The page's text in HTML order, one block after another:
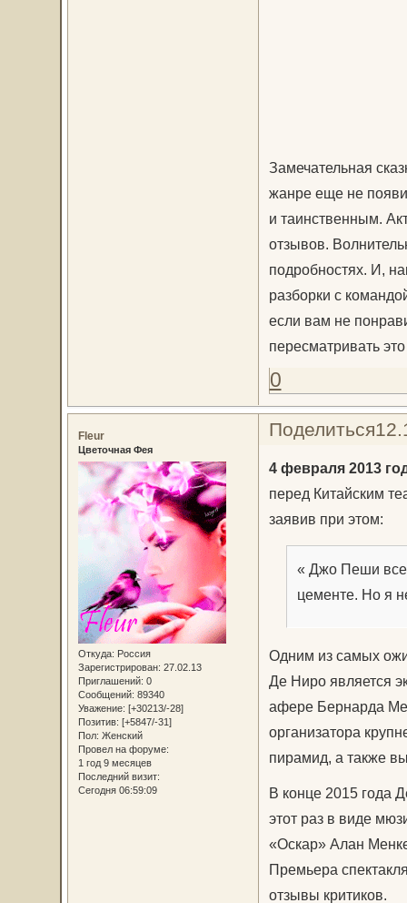
Замечательная
жанре еще не
и таинственным.
отзывов.
подробностях. И,
разборки с
если вам не
пересматривать
0
Поделиться
Fleur
Цветочная Фея
Откуда: Россия
Зарегистрирован: 27.02.13
Приглашений: 0
Сообщений: 89340
Уважение: [+30213/-28]
Позитив: [+5847/-31]
Пол: Женский
Провел на форуме:
1 год 9 месяцев
Последний визит:
Сегодня 06:59:09
4 февраля 2013
перед Китайским
заявив при этом:
« Джо Пеши
цементе. Но я
Одним из самых
Де Ниро является
афере Бернарда
организатора
пирамид, а также
В конце 2015 года
этот раз в виде
«Оскар» Алан
Премьера
отзывы критиков.